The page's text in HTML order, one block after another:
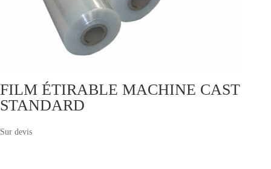
FILM ÉTIRABLE MACHINE CAST
STANDARD
Sur devis